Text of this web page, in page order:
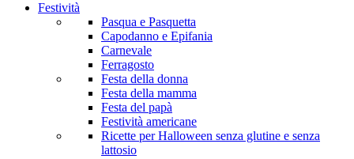
Festività
Pasqua e Pasquetta
Capodanno e Epifania
Carnevale
Ferragosto
Festa della donna
Festa della mamma
Festa del papà
Festività americane
Ricette per Halloween senza glutine e senza
lattosio